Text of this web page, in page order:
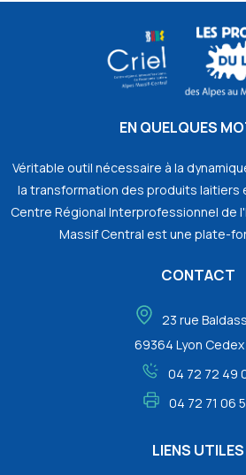
EN QUELQUES
Véritable outil nécessaire à la
la transformation des produits laitiers
Centre Régional Interprofessionnel de
Massif Central est une plate-
CONTACT
23 rue
69364 Lyon Cedex
04 72 72 49
04 72 71 06
LIENS UTILES